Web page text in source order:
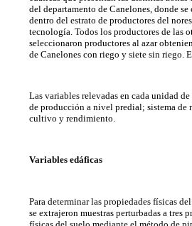
del departamento de Canelones, donde
dentro del estrato de productores del
tecnología. Todos los productores de las
seleccionaron productores al azar
de Canelones con riego y siete sin riego.
Las variables relevadas en cada unidad
de producción a nivel predial; sistema
cultivo y rendimiento.
Variables edáficas
Para determinar las propiedades físicas
se extrajeron muestras perturbadas a tres